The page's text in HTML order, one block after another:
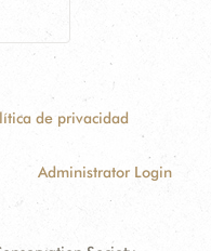
de privacidad
Administrator Login